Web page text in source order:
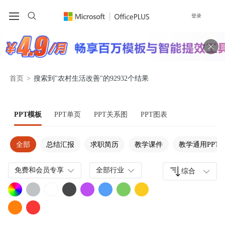
登录
首页 > 搜索到"农村生活改善"的92932个结果
PPT模板 PPT单页 PPT关系图 PPT图表
全部 总结汇报 求职简历 教学课件 教学通用PPT
免费和会员专享 全部行业 综合